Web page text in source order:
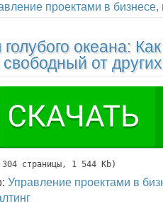
проектами в бизнесе,
голубого океана:
от
304 страницы, 1 544 Kb)
Управление проектами в